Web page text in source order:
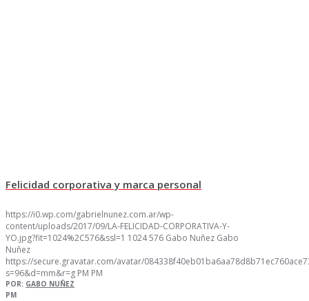
Felicidad corporativa y marca personal
https://i0.wp.com/gabrielnunez.com.ar/wp-
content/uploads/2017/09/LA-FELICIDAD-CORPORATIVA-Y-
YO.jpg?fit=1024%2C576&ssl=1 1024576 Gabo Nuñez Gabo
Nuñez
https://secure.gravatar.com/avatar/
s=96&d=mm&r=g PM PM
POR: GABO NUÑEZ
PM